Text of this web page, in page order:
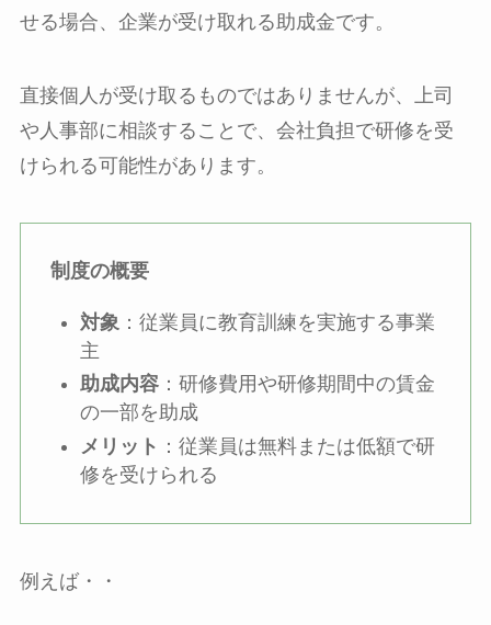
せる場合、企業が受け取れる助成金です。
直接個人が受け取るものではありませんが、上司
や人事部に相談することで、会社負担で研修を受
けられる可能性があります。
制度の概要
対象 ：従業員に教育訓練を実施する事業
主
助成内容：研修費用や研修期間中の賃金
の一部を助成
メリット ：従業員は無料または低額で研
修を受けられる
例えば・・